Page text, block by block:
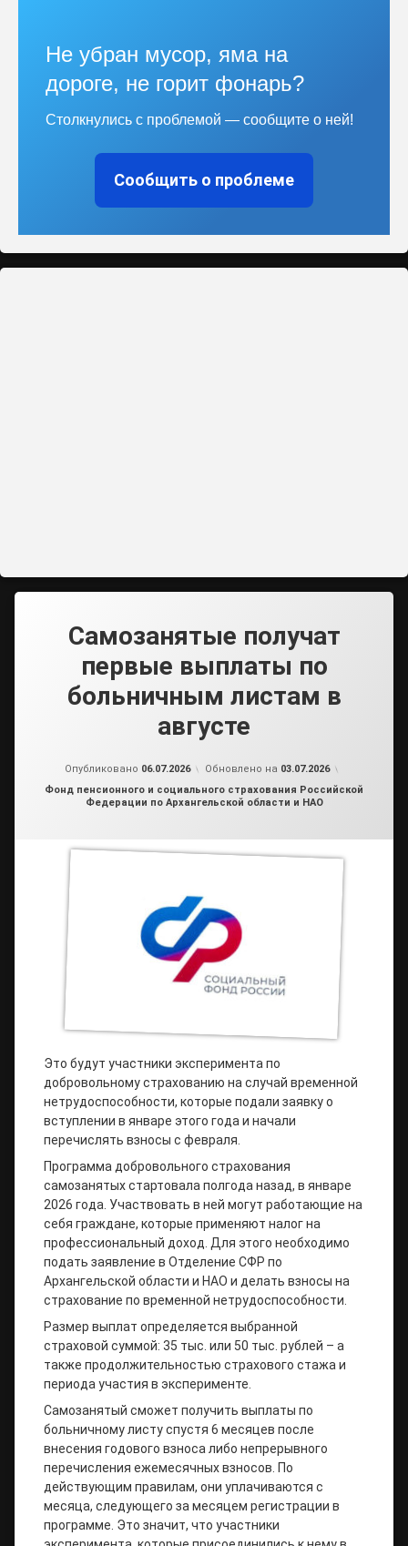
Не убран мусор, яма на
дороге, не горит фонарь?
Столкнулись с проблемой — сообщите о ней!
Сообщить о проблеме
Самозанятые получат
первые выплаты по
больничным листам в
августе
Опубликовано 06.07.2026 Обновлено на 03.07.2026
Рубрики:
Фонд пенсионного и социального страхования Российской
Федерации по Архангельской области и НАО
Это будут участники эксперимента по
добровольному страхованию на случай временной
нетрудоспособности, которые подали заявку о
вступлении в январе этого года и начали
перечислять взносы с февраля.
Программа добровольного страхования
самозанятых стартовала полгода назад, в январе
2026 года. Участвовать в ней могут работающие на
себя граждане, которые применяют налог на
профессиональный доход. Для этого необходимо
подать заявление в Отделение СФР по
Архангельской области и НАО и делать взносы на
страхование по временной нетрудоспособности.
Размер выплат определяется выбранной
страховой суммой: 35 тыс. или 50 тыс. рублей – а
также продолжительностью страхового стажа и
периода участия в эксперименте.
Самозанятый сможет получить выплаты по
больничному листу спустя 6 месяцев после
внесения годового взноса либо непрерывного
перечисления ежемесячных взносов. По
действующим правилам, они уплачиваются с
месяца, следующего за месяцем регистрации в
программе. Это значит, что участники